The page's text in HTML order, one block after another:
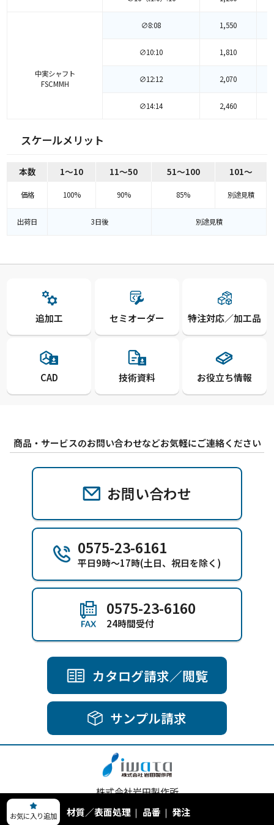
中実シャフト
FSCMMH
∅8:08 1,550
∅10:10 1,810
∅12:12 2,070
∅14:14 2,460
スケールメリット
本数 1～10 11～50 51～100 101～
価格 100% 90% 85% 別途見積
出荷日 3日後 別途見積
お気に入り追加 材質／表面処理 品番 発注
追加工 セミオーダー 特注対応／加工品
CAD 技術資料 お役立ち情報
商品・サービスのお問い合わせなどお気軽にご連絡ください
お問い合わせ
0575-23-6161
平日9時～17時(土日、祝日を除く)
0575-23-6160
24時間受付
カタログ請求／閲覧
サンプル請求
株式会社岩田製作所